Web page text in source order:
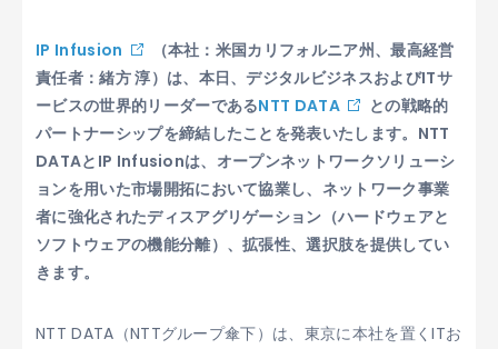
IP Infusion
（本社：米国カリフォルニア州、最高経営
責任者：緒方 淳）は、本日、デジタルビジネスおよびITサ
ービスの世界的リーダーであるNTT DATA
との戦略的
パートナーシップを締結したことを発表いたします。NTT
DATAとIP Infusionは、オープンネットワークソリューシ
ョンを用いた市場開拓において協業し、ネットワーク事業
者に強化されたディスアグリゲーション（ハードウェアと
ソフトウェアの機能分離）、拡張性、選択肢を提供してい
きます。
NTT DATA（NTTグループ傘下）は、東京に本社を置くITお